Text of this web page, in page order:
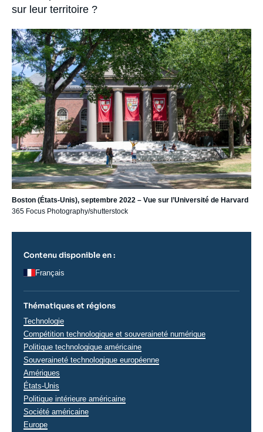
sur leur territoire ?
Image
principale
Boston (États-Unis), septembre 2022 – Vue sur l’Université de Harvard
365 Focus Photography/shutterstock
Contenu disponible en :
Français
Thématiques et régions
Thématiques
analyses
Technologie
Compétition technologique et souveraineté numérique
Politique technologique américaine
Souveraineté technologique européenne
Régions
Amériques
États-Unis
Politique intérieure américaine
Société américaine
Europe